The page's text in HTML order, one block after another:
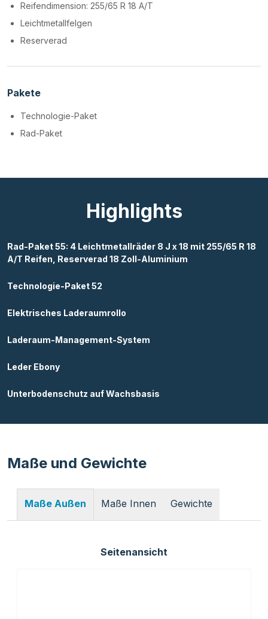
Reifendimension: 255/65 R 18 A/T
Leichtmetallfelgen
Reserverad
Pakete
Technologie-Paket
Rad-Paket
Highlights
Rad-Paket 55: 4 Leichtmetallräder 8 J x 18 mit 255/65 R 18
A/T Reifen, Reserverad 18 Zoll-Aluminium
Technologie-Paket 52
Elektrisches Laderaumrollo
Laderaum-Management-System
Leder Ebony
Unterbodenschutz auf Wachsbasis
Maße und Gewichte
Maße Außen Maße Innen Gewichte
Seitenansicht